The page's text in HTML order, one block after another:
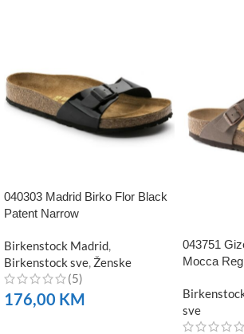
040303 Madrid Birko Flor Black
Patent Narrow
Birkenstock Madrid,
Birkenstock sve, Ženske
(5)
176,00 KM
043751
Mocca
sve